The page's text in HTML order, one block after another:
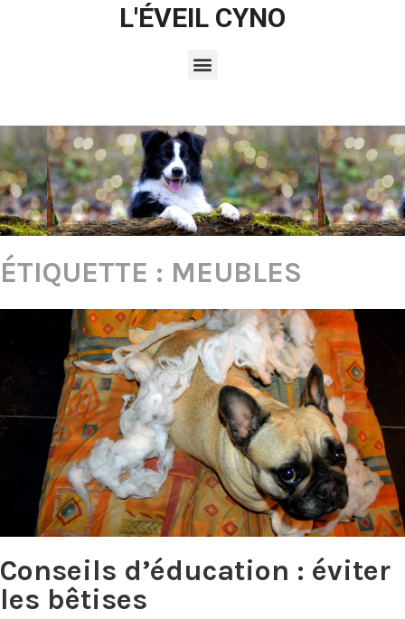
L'ÉVEIL CYNO
ÉTIQUETTE : MEUBLES
Conseils d’éducation : éviter
les bêtises